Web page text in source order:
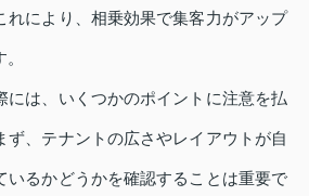
れにより、相乗効果で集客力がアップ
には、いくつかのポイントに注意を払
ず、テナントの広さやレイアウトが自
いるかどうかを確認することは重要で